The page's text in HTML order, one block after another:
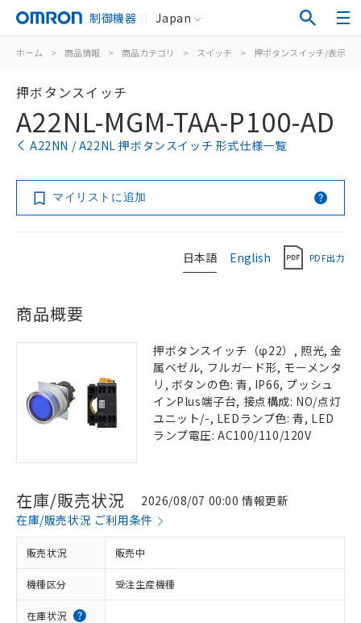
制御機器 Japan
ホーム > 商品情報 > 商品カテゴリ > スイッチ > 押ボタンスイッチ/表示灯
押ボタンスイッチ
A22NL-MGM-TAA-P100-AD
A22NN / A22NL 押ボタンスイッチ 形式仕様一覧
マイリストに追加
日本語 English PDF出力
商品概要
押ボタンスイッチ（φ22）, 照光, 金
属ベゼル, フルガード形, モーメンタ
リ, ボタンの色: 青, IP66, プッシュ
インPlus端子台, 接点構成: NO/点灯
ユニット/-, LEDランプ色: 青, LED
ランプ電圧: AC100/110/120V
在庫/販売状況
2026/08/07 00:00 情報更新
在庫/販売状況 ご利用条件
販売状況 販売中
機種区分 受注生産機種
在庫状況